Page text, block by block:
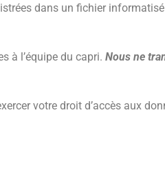
dans un fichier
à l’équipe du capri. Nous ne
votre droit d’accès aux